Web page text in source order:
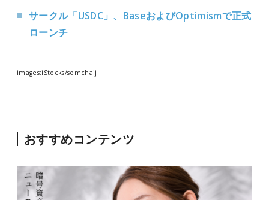
サークル「USDC」、BaseおよびOptimismで正式
ローンチ
images:iStocks/somchaij
おすすめコンテンツ